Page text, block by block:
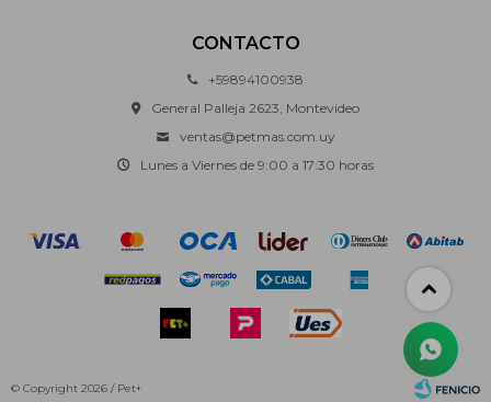
CONTACTO
+59894100938
General Palleja 2623, Montevideo
ventas@petmas.com.uy
Lunes a Viernes de 9:00 a 17:30 horas
© Copyright 2026 / Pet+